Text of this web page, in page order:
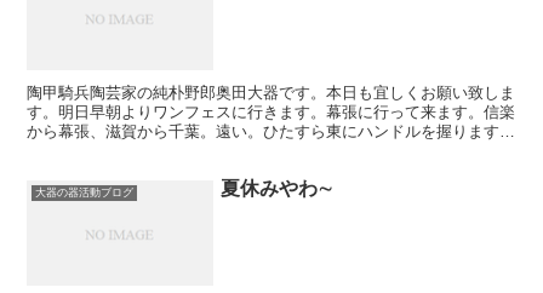
陶甲騎兵陶芸家の純朴野郎奥田大器です。本日も宜しくお願い致しま
す。明日早朝よりワンフェスに行きます。幕張に行って来ます。信楽
から幕張、滋賀から千葉。遠い。ひたすら東にハンドルを握ります。
大器の器活動ブログ 夏休みやわ∼